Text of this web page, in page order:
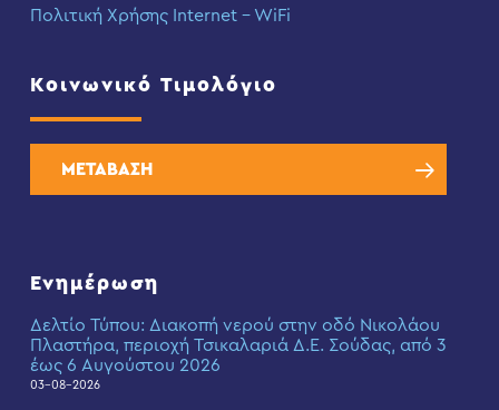
Πολιτική Χρήσης Internet – WiFi
Κοινωνικό Τιμολόγιο
ΜΕΤΑΒΑΣΗ
Ενημέρωση
Δελτίο Τύπου: Διακοπή νερού στην οδό Νικολάου
Πλαστήρα, περιοχή Τσικαλαριά Δ.Ε. Σούδας, από 3
έως 6 Αυγούστου 2026
03-08-2026